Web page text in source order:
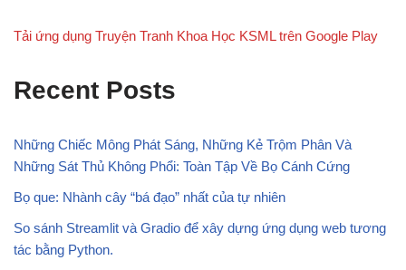
Tải ứng dụng Truyện Tranh Khoa Học KSML trên Google Play
Recent Posts
Những Chiếc Mông Phát Sáng, Những Kẻ Trộm Phân Và
Những Sát Thủ Không Phổi: Toàn Tập Về Bọ Cánh Cứng
Bọ que: Nhành cây “bá đạo” nhất của tự nhiên
So sánh Streamlit và Gradio để xây dựng ứng dụng web tương
tác bằng Python.